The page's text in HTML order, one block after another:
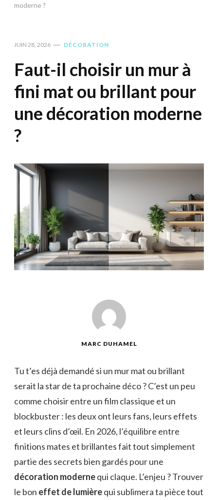
moderne ?
JUIN 28, 2026 DÉCORATION
Faut-il choisir un mur à
fini mat ou brillant pour
une décoration moderne
?
MARC DUHAMEL
Tu t’es déjà demandé si un mur mat ou brillant
serait la star de ta prochaine déco ? C’est un peu
comme choisir entre un film classique et un
blockbuster : les deux ont leurs fans, leurs effets
et leurs clins d’œil. En 2026, l’équilibre entre
finitions mates et brillantes fait tout simplement
partie des secrets bien gardés pour une
décoration modernequi claque. L’enjeu ? Trouver
le bon effet de lumièrequi sublimera ta pièce tout